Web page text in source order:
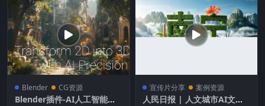
Blender CG资源
Blender插件-AI人工智能图
宣传片分享 案例资源
人民日报 | 人文城市AI文旅